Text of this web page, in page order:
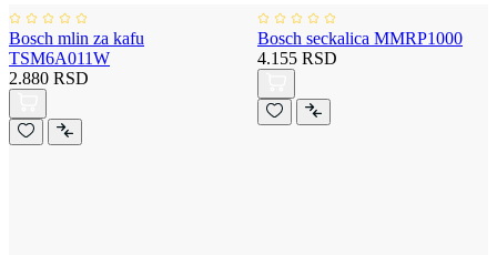
Bosch mlin za kafu
TSM6A011W
2.880 RSD
Bosch seckalica MMRP1000
4.155 RSD